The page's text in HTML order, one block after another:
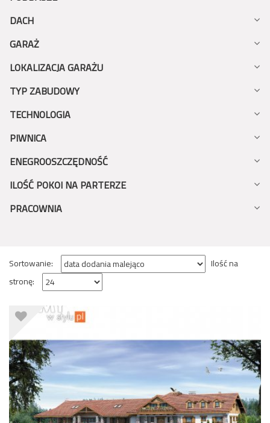
DACH
GARAŻ
LOKALIZACJA GARAŻU
TYP ZABUDOWY
TECHNOLOGIA
PIWNICA
ENEGROOSZCZĘDNOŚĆ
ILOŚĆ POKOI NA PARTERZE
PRACOWNIA
Sortowanie:
Ilość na
stronę: